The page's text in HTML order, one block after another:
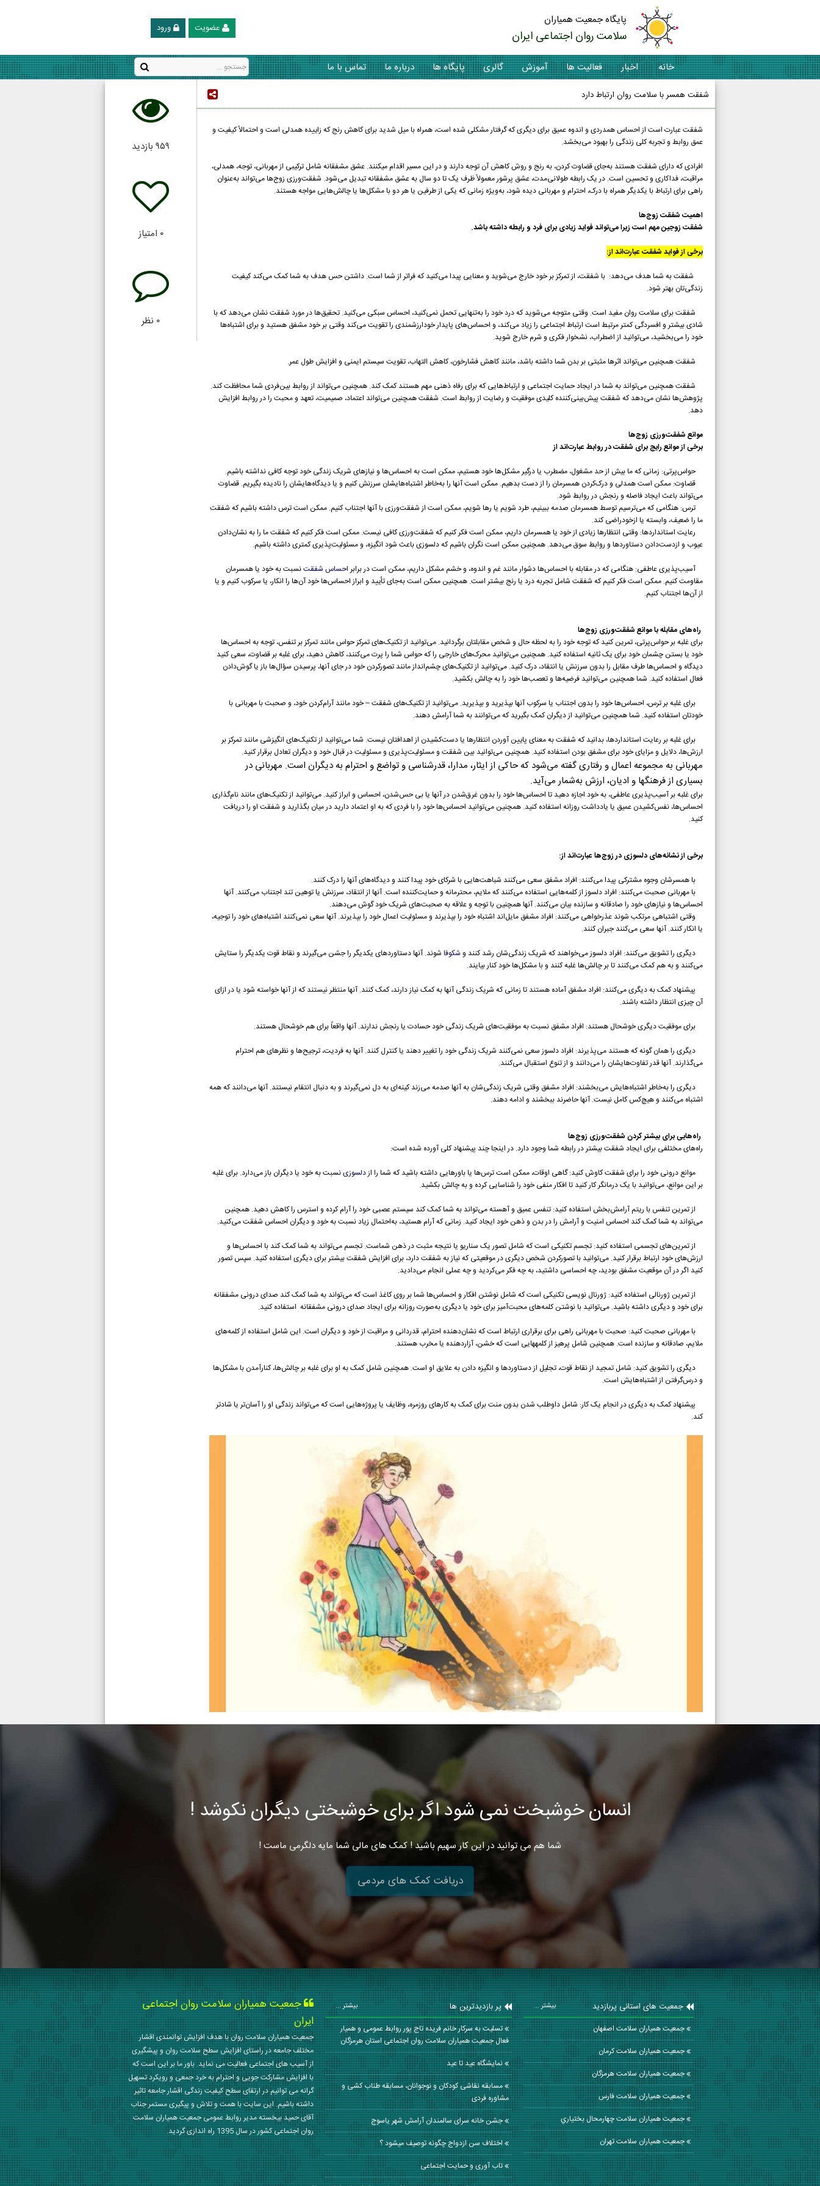
پایگاه جمعیت همیاران
سلامت روان اجتماعی ایران ورود عضویت
خانه اخبار فعالیت ها آموزش گالری پایگاه ها درباره ما تماس با ما
شفقت همسر با سلامت روان ارتباط دارد
شفقت عبارت است از احساس همدردی و اندوه عمیق برای دیگری که گرفتار مشکلی شده است، همراه با میل شدید برای کاهش رنج که زاییده همدلی است و احتمالاً کیفیت و
عمق روابط و تجربه کلی زندگی را بهبود می‌بخشد.
افرادی که دارای شفقت هستند به‌جای قضاوت کردن‌، به رنج و روش کاهش آن توجه دارند و در این مسیر اقدام میکنند. عشق مشفقانه شامل ترکیبی از مهربانی، توجه، همدلی،
مراقبت، فداکاری و تحسین است. در یک رابطه طولانی‌مدت، عشق پرشور معمولاً ظرف یک تا دو سال به عشق مشفقانه تبدیل می‌شود. شفقت‌ورزی زوج‌ها می‌تواند به‌عنوان
راهی برای ارتباط با یکدیگر همراه با درک، احترام و مهربانی دیده شود، به‌ویژه زمانی که یکی از طرفین یا هر دو با مشکل‌ها یا چالش‌هایی مواجه هستند.
اهمیت شفقت زوج‌ها
شفقت زوجین مهم است زیرا می‌تواند فواید زیادی برای فرد و رابطه داشته باشد.
برخی از فواید شفقت عبارت‌اند از:
شفقت به شما هدف می‌دهد: با شفقت، از تمرکز بر خود خارج می‌شوید و معنایی پیدا می‌کنید که فراتر از شما است. داشتن حس هدف به شما کمک می‌کند کیفیت
زندگی‌تان بهتر شود.
شفقت برای سلامت روان مفید است. وقتی متوجه می‌شوید که درد خود را به‌تنهایی تحمل نمی‌کنید، احساس سبکی می‌کنید. تحقیق‌ها در مورد شفقت نشان می‌دهد که با
شادی بیشتر و افسردگی کمتر مرتبط است ارتباط اجتماعی را زیاد می‌کند، و احساس‌های پایدار خودارزشمندی را تقویت می‌کند وقتی بر خود مشفق هستید و برای اشتباه‌ها
خود را می‌بخشید، می‌توانید از اضطراب، نشخوار فکری و شرم خارج شوید.
شفقت همچنین می‌تواند اثرها مثبتی بر بدن شما داشته باشد، مانند کاهش فشارخون، کاهش التهاب، تقویت سیستم ایمنی و افزایش طول عمر.
شفقت همچنین می‌تواند به شما در ایجاد حمایت اجتماعی و ارتباط‌هایی که برای رفاه ذهنی مهم هستند کمک کند. همچنین می‌تواند از روابط بین‌فردی شما محافظت کند.
پژوهش‌ها نشان می‌دهد که شفقت پیش‌بینی‌کننده کلیدی موفقیت و رضایت از روابط است. شفقت همچنین می‌تواند اعتماد، صمیمیت، تعهد و محبت را در روابط افزایش
دهد.
موانع شفقت‌ورزی زوج‌ها
برخی از موانع رایج برای شفقت در روابط عبارت‌اند از
حواس‌پرتی: زمانی که ما بیش از حد مشغول، مضطرب یا درگیر مشکل‌ها خود هستیم، ممکن است به احساس‌ها و نیازهای شریک زندگی خود توجه کافی نداشته باشیم.
قضاوت: ممکن است همدلی و درک‌کردن همسرمان را از دست بدهیم. ممکن است آنها را به‌خاطر اشتباه‌هایشان سرزنش کنیم و یا دیدگاه‌هایشان را نادیده بگیریم. قضاوت
می‌تواند باعث ایجاد فاصله و رنجش در روابط شود.
ترس: هنگامی که می‌ترسیم توسط همسرمان صدمه ببینیم، طرد شویم یا رها شویم، ممکن است از شفقت‌ورزی با آنها اجتناب کنیم. ممکن است ترس داشته باشیم که شفقت
ما را ضعیف، وابسته یا ازخودراضی کند.
رعایت استانداردها: وقتی انتظارها زیادی از خود یا همسرمان داریم، ممکن است فکر کنیم که شفقت‌ورزی کافی نیست. ممکن است فکر کنیم که شفقت ما را به نشان‌دادن
عیوب و ازدست‌دادن دستاوردها و روابط سوق می‌دهد. همچنین ممکن است نگران باشیم که دلسوزی باعث ‌شود انگیزه، و مسئولیت‌پذیری کمتری داشته باشیم.
آسیب‌پذیری عاطفی: هنگامی که در مقابله با احساس‌ها دشوار مانند غم و اندوه، و خشم مشکل داریم، ممکن است در برابراحساس شفقتنسبت به خود یا همسرمان
مقاومت کنیم. ممکن است فکر کنیم که شفقت شامل تجربه درد یا رنج بیشتر است. همچنین ممکن است به‌جای تأیید و ابراز احساس‌ها خود آن‌ها را انکار، یا سرکوب کنیم و یا
از آن‌ها اجتناب کنیم.
راه‌های مقابله با موانع شفقت‌ورزی زوج‌ها
برای غلبه بر حواس‌پرتی، تمرین کنید که توجه خود را به لحظه حال و شخص مقابلتان برگردانید. می‌توانید از تکنیک‌های تمرکز حواس مانند تمرکز بر تنفس، توجه به احساس‌ها
خود یا بستن چشمان خود برای یک ثانیه استفاده کنید. همچنین می‌توانید محرک‌های خارجی را که حواس شما را پرت می‌کنند، کاهش دهید، برای غلبه بر قضاوت، سعی کنید
دیدگاه و احساس‌ها طرف مقابل را بدون سرزنش یا انتقاد، درک کنید. می‌توانید از تکنیک‌های چشم‌انداز مانند تصورکردن خود در جای آنها، پرسیدن سؤال­‌ها باز یا گوش‌دادن
فعال استفاده کنید. شما همچنین می‌توانید فرضیه‌ها و تعصب‌ها خود را به چالش بکشید.
برای غلبه بر ترس، احساس‌ها خود را بدون اجتناب یا سرکوب آنها بپذیرید و بپذیرید. می‌توانید از تکنیک‌های شفقت – خود مانند آرام‌کردن خود، و صحبت با مهربانی با
خودتان استفاده کنید. شما همچنین می‌توانید از دیگران کمک بگیرید که می‌توانند به شما آرامش دهند.
برای غلبه بر رعایت استانداردها، بدانید که شفقت به معنای پایین آوردن انتظارها یا دست‌کشیدن از اهدافتان نیست. شما می‌توانید از تکنیک‌های انگیزشی مانند تمرکز بر
ارزش‌ها، دلایل و مزایای خود برای مشفق بودن استفاده کنید. همچنین می‌توانید بین شفقت و مسئولیت‌پذیری و مسئولیت در
مهربانی به مجموعه اعمال و رفتاری گفته می‌شود که حاکی از ایثار، مدارا، قدرشناسی و تواضع و احترام به دیگران است. مهربانی در
بسیاری از فرهنگها و ادیان، ارزش به‌شمار می‌آید.
قبال خود و دیگران تعادل برقرار کنید.
برای غلبه بر آسیب‌پذیری عاطفی، به خود اجازه دهید تا احساس‌ها خود را بدون غرق‌شدن در آن­ها یا بی حس‌شدن، احساس و ابراز کنید. می‌توانید از تکنیک‌های مانند نام‌گذاری
احساس‌ها، نفس‌کشیدن عمیق یا یادداشت روزانه استفاده کنید. همچنین می‌توانید احساس‌ها خود را با فردی که به او اعتماد دارید در میان بگذارید و شفقت او را دریافت
کنید.
برخی از نشانه‌های دلسوزی در زوج‌ها عبارت‌اند از:
با همسرشان وجوه مشترکی پیدا می‌کنند: افراد مشفق سعی می‌کنند شباهت‌هایی با شرکای خود پیدا کنند و دیدگاه‌های آنها را درک کنند.
با مهربانی صحبت می‌کنند: افراد دلسوز از کلمه‌هایی استفاده می‌کنند که ملایم، محترمانه و حمایت‌کننده است. آنها از انتقاد، سرزنش یا توهین تند اجتناب می‌کنند. آنها
احساس‌ها و نیازهای خود را صادقانه و سازنده بیان می‌کنند. آنها همچنین با توجه و علاقه به صحبت‌های شریک خود گوش می‌دهند.
وقتی اشتباهی مرتکب شوند عذرخواهی می‌کنند: افراد مشفق مایل‌اند اشتباه خود را بپذیرند و مسئولیت اعمال خود را بپذیرند. آنها سعی نمی‌کنند اشتباه‌های خود را توجیه،
یا انکار کنند. آنها سعی می‌کنند جبران کنند.
دیگری را تشویق می‌کنند: افراد دلسوز می‌خواهند که شریک زندگی‌شان رشد کنند و شکوفا شوند. آنها دستاوردهای یکدیگر را جشن می‌گیرند و نقاط قوت یکدیگر را ستایش
می‌کنند و به هم کمک می‌کنند تا بر چالش‌ها غلبه کنند و با مشکل‌ها خود کنار بیایند.
پیشنهاد کمک به دیگری می‌کنند: افراد مشفق آماده هستند تا زمانی که شریک زندگی آنها به کمک نیاز دارند، کمک کنند. آنها منتظر نیستند که از آنها خواسته شود یا در ازای
آن چیزی انتظار داشته باشند.
برای موفقیت دیگری خوشحال هستند: افراد مشفق نسبت به موفقیت‌های شریک زندگی خود حسادت یا رنجش ندارند. آنها واقعاً برای هم خوشحال هستند.
دیگری را همان گونه که هستند می‌پذیرند: افراد دلسوز سعی نمی‌کنند شریک زندگی خود را تغییر دهند یا کنترل کنند. آنها به فردیت، ترجیح‌ها و نظرهای هم احترام
می‌گذارند. آنها قدر تفاوت‌هایشان را می‌دانند و از تنوع استقبال می‌کنند.
دیگری را به‌خاطر اشتباه‌هایش می‌بخشند: افراد مشفق وقتی شریک زندگی‌شان به آنها صدمه می‌زند کینه‌ای به دل نمی‌گیرند و به دنبال انتقام نیستند. آنها می‌دانند که همه
اشتباه می‌کنند و هیچ‌کس کامل نیست. آنها حاضرند ببخشند و ادامه دهند.
راه‌هایی برای بیشتر کردن شفقت‌ورزی زوج‌ها
راه‌های مختلفی برای ایجاد شفقت بیشتر در رابطه شما وجود دارد. در اینجا چند پیشنهاد کلی آورده شده است:
موانع درونی خود را برای شفقت کاوش کنید: گاهی اوقات، ممکن است ترس‌ها یا باورهایی داشته باشید که شما را ازدلسوزینسبت به خود یا دیگران باز می‌دارد. برای غلبه
بر این موانع، می‌توانید با یک درمانگر کار کنید تا افکار منفی خود را شناسایی کرده و به چالش بکشید.
از تمرین تنفس با ریتم آرامش‌بخش استفاده کنید: تنفس عمیق و آهسته می‌تواند به شما کمک کند سیستم عصبی خود را آرام کرده و استرس را کاهش دهید. همچنین
می‌تواند به شما کمک کند احساس امنیت و آرامش را در بدن و ذهن خود ایجاد کنید. زمانی که آرام هستید، به‌احتمال زیاد نسبت به خود و دیگران احساس شفقت می‌کنید.
از تمرین‌های تجسمی استفاده کنید: تجسم تکنیکی است که شامل تصور یک سناریو یا نتیجه مثبت در ذهن شماست. تجسم می‌تواند به شما کمک کند با احساس‌ها و
ارزش‌های خود ارتباط برقرار کنید. می‌توانید با تصورکردن شخص دیگری در موقعیتی که نیاز به شفقت دارد، برای افزایش شفقت بیشتر برای دیگری استفاده کنید. سپس تصور
کنید اگر در آن موقعیت مشفق بودید، چه احساسی داشتید، به چه فکر می‌کردید و چه عملی انجام می‌دادید.
از تمرین ژورنالی استفاده کنید: ژورنال نویسی تکنیکی است که شامل نوشتن افکار و احساس‌ها شما بر روی کاغذ است که می‌تواند به شما کمک کند صدای درونی مشفقانه
برای خود و دیگری داشته باشید. می‌توانید با نوشتن کلمه‌های محبت‌آمیز برای خود یا دیگری به‌صورت روزانه برای ایجاد صدای درونی مشفقانه استفاده کنید.
با مهربانی صحبت کنید: صحبت با مهربانی راهی برای برقراری ارتباط است که نشان‌دهنده احترام، قدردانی و مراقبت از خود و دیگران است. این شامل استفاده از کلمه‌های
ملایم، صادقانه و سازنده است. همچنین شامل پرهیز از کلمه­هایی است که خشن، آزاردهنده یا مخرب هستند.
دیگری را تشویق کنید: شامل تمجید از نقاط قوت، تجلیل از دستاوردها و انگیزه دادن به علایق او است. همچنین شامل کمک به او برای غلبه بر چالش‌ها، کنارآمدن با مشکل‌ها
و درس‌گرفتن از اشتباه‌هایش است.
پیشنهاد کمک به دیگری در انجام یک کار: شامل داوطلب شدن بدون منت برای کمک به کارهای روزمره، وظایف یا پروژه‌هایی است که می‌تواند زندگی او را آسان‌تر یا شادتر
کند.
۹۵۹ بازدید
۰ امتیاز
۰ نظر
انسان خوشبخت نمی شود اگر برای خوشبختی دیگران نکوشد !
شما هم می توانید در این کار سهیم باشید ! کمک های مالی شما مایه دلگرمی ماست !
دریافت کمک های مردمی
جمعیت های استانی پربازدید بیشتر ...
جمعیت همیاران سلامت اصفهان
جمعیت همیاران سلامت كرمان
جمعیت همیاران سلامت هرمزگان
جمعیت همیاران سلامت فارس
جمعیت همیاران سلامت چهارمحال بختياري
جمعیت همیاران سلامت تهران
پر بازدیدترین ها بیشتر ...
تسلیت به سرکار خانم فریده تاج پور روابط عمومی و همیار
فعال جمعیت همیاران سلامت روان اجتماعی استان هرمزگان
نمايشگاه عيد تا عيد
مسابقه نقاشی کودکان و نوجوانان، مسابقه طناب کشی و
مشاوره فردی
جشن خانه سرای سالمندان آرامش شهر یاسوج
اختلاف سن ازدواج چگونه توصیف میشود ؟
تاب آوری و حمایت اجتماعی
جمعیت همیاران سلامت روان اجتماعی
ایران
جمعیت همیاران سلامت روان با هدف افزایش توانمندی اقشار
مختلف جامعه در راستای افزایش سطح سلامت روان و پیشگیری
از آسیب های اجتماعی فعالیت می نماید. باور ما بر این است که
با افزایش مشارکت جویی و احترام به خرد جمعی و رویکرد تسهیل
گرانه می توانیم در ارتقای سطح کیفیت زندگی اقشار جامعه تاثیر
داشته باشیم. این سایت با همت و تلاش و پیگیری مستمر جناب
آقای حمید بیخسته مدیر روابط عمومی جمعیت همیاران سلامت
روان اجتماعی کشور در سال 1395 راه اندازی گردید.